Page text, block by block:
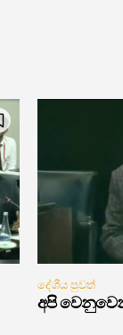
දේශීය පුවත්
අපි වෙනුවෙන්